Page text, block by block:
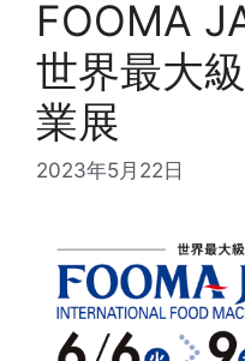
FOOMA
世界最大
業展
2023年5月22日